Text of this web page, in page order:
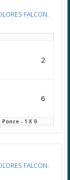
FALCON.
2
6
- 1 X 0
FALCON.